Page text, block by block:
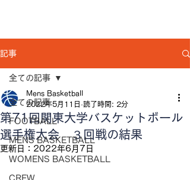
記事
全ての記事
FOOTBALL
MENS BASKETBALL
WOMENS BASKETBALL
CREW
全ての記事
第71回関東大学バスケットボール
選手権大会 ３回戦の結果
Mens Basketball
2022年5月11日 読了時間: 2分
更新日： 2022年6月7日